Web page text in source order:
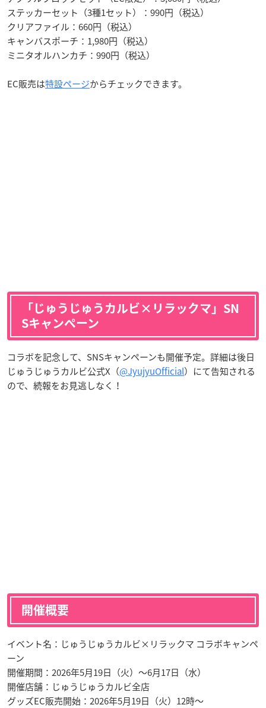
ステッカーセット（3種1セット）：990円（税込）
クリアファイル：660円（税込）
キャンバスポーチ：1,980円（税込）
ミニタオルハンカチ：990円（税込）
EC販売は特設ページからチェックできます。
「じゅうじゅうカルビ×リラックマ」SN
Sキャンペーン
コラボを記念して、SNSキャンペーンも開催予定。詳細は後日
じゅうじゅうカルビ公式X（@JyujyuOfficial）にて告知される
ので、続報をお見逃しなく！
開催概要
イベント名：じゅうじゅうカルビ×リラックマ コラボキャンペ
ーン
開催期間：2026年5月19日（火）〜6月17日（水）
開催店舗：じゅうじゅうカルビ全店
グッズEC販売開始：2026年5月19日（火）12時〜